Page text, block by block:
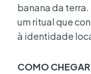
banana da
um ritual que
à identidade
COMO